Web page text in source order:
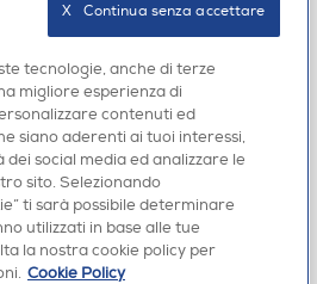
Stranger Things Stuck
gratuito:verifica
tecnologie, anche di terze
migliore esperienza di
contenuti ed
siano aderenti ai tuoi interessi,
social media ed analizzare le
sito. Selezionando
ti sarà possibile determinare
utilizzati in base alle tue
la nostra cookie policy per
Cookie Policy
X   Continua senza accettare